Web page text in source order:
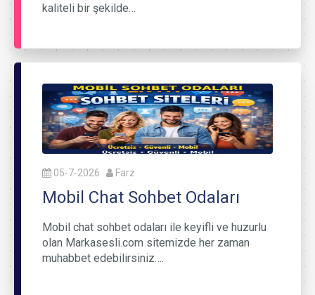
kaliteli bir şekilde…
05-7-2026 Farz
Mobil Chat Sohbet Odaları
Mobil chat sohbet odaları ile keyifli ve huzurlu
olan Markasesli.com sitemizde her zaman
muhabbet edebilirsiniz….